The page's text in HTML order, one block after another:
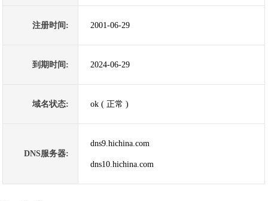
注册时间: 2001-06-29
到期时间: 2024-06-29
域名状态: ok ( 正常 )
DNS服务器:
dns9.hichina.com
dns10.hichina.com